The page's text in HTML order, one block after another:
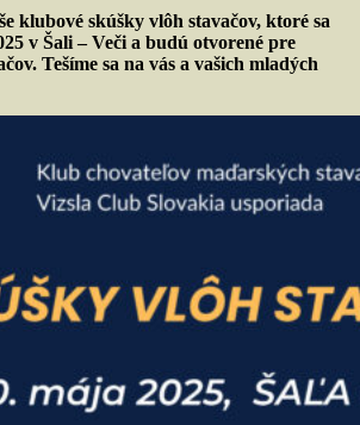
klubové skúšky vlôh stavačov, ktoré sa
v Šali – Veči a budú otvorené pre
Tešíme sa na vás a vašich mladých